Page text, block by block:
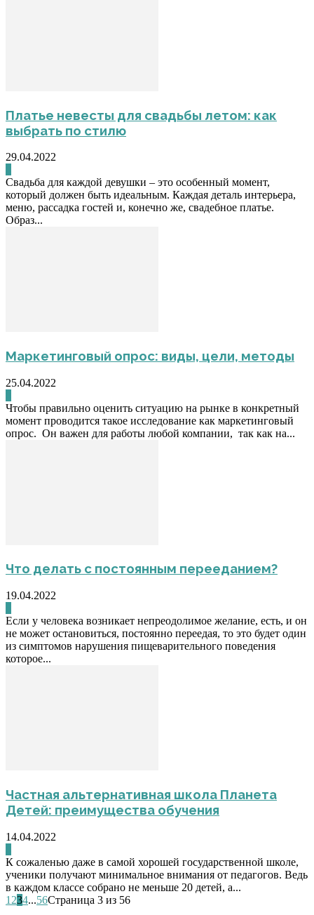
Платье невесты для свадьбы летом: как
выбрать по стилю
29.04.2022
Свадьба для каждой девушки – это особенный момент,
который должен быть идеальным. Каждая деталь интерьера,
меню, рассадка гостей и, конечно же, свадебное платье.
Образ...
Маркетинговый опрос: виды, цели, методы
25.04.2022
Чтобы правильно оценить ситуацию на рынке в конкретный
момент проводится такое исследование как маркетинговый
опрос. Он важен для работы любой компании, так как на...
Что делать с постоянным перееданием?
19.04.2022
Если у человека возникает непреодолимое желание, есть, и он
не может остановиться, постоянно переедая, то это будет один
из симптомов нарушения пищеварительного поведения
которое...
Частная альтернативная школа Планета
Детей: преимущества обучения
14.04.2022
К сожаленью даже в самой хорошей государственной школе,
ученики получают минимальное внимания от педагогов. Ведь
в каждом классе собрано не меньше 20 детей, а...
1 234...56Страница 3 из 56